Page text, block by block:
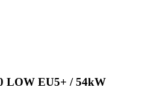
LOW EU5+ / 54kW